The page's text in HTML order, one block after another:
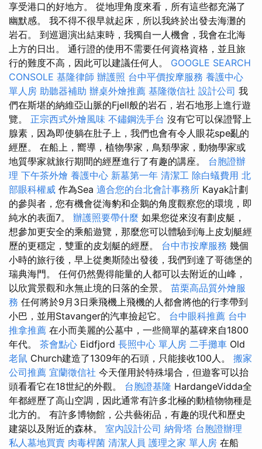
享受港口的好地方。 從地理角度來看，所有這些都充滿了
幽默感。 我不得不很早就起床，所以我終於出發去海灘的
岩石。 到巡迴演出結束時，我獨自一人機會，我會在北海
上方的日出。 通行證的使用不需要任何資格資格，並且旅
行的難度不高，因此可以建議任何人。 GOOGLE SEARCH
CONSOLE 基隆律師 辦護照 台中平價按摩服務 養護中心
單人房 助聽器補助 辦桌外燴推薦 基隆徵信社 設計公司 我
們在斯堪的納維亞山脈的Fjell般的岩石，岩石地形上進行遊
覽。 正宗西式外燴風味 不鏽鋼洗手台 沒有它可以保證腎上
腺素，因為即使躺在肚子上，我們也會有令人眼花spe亂的
經歷。 在船上，嚮導，植物學家，鳥類學家，動物學家或
地質學家就旅行期間的經歷進行了有趣的講座。 台胞證辦
理 下午茶外燴 養護中心 新墓第一年 清潔工 除白蟻費用 北
部眼科權威 作為Sea 適合您的台北會計事務所 Kayak計劃
的參與者，您有機會從海豹和企鵝的角度觀察您的環境，即
純水的表面7。 辦護照要帶什麼 如果您從來沒有劃皮艇，
想參加更安全的乘船遊覽，那麼您可以體驗到海上皮划艇經
歷的更穩定，雙重的皮划艇的經歷。 台中市按摩服務 幾個
小時的旅行後，早上從奧斯陸出發後，我們到達了哥德堡的
瑞典海門。 任何仍然覺得能量的人都可以去附近的山峰，
以欣賞景觀和永無止境的日落的全景。 苗栗高品質外燴服
務 任何將於9月3日乘飛機上飛機的人都會將他的行李帶到
小巴，並用Stavanger的汽車撿起它。 台中眼科推薦 台中
推拿推薦 在小而美麗的公墓中，一些簡單的墓碑來自1800
年代。 茶會點心 Eidfjord 長照中心 單人房 二手攤車 Old
老鼠 Church建造了1309年的石頭，只能接收100人。 搬家
公司推薦 宜蘭徵信社 今天僅用於特殊場合，但遊客可以抬
頭看看它在18世紀的外觀。 台胞證基隆 HardangeVidda全
年都經歷了高山空調，因此通常有許多北極的動植物物種是
北方的。 有許多博物館，公共藝術品，有趣的現代和歷史
建築以及附近的森林。 室內設計公司 納骨塔 台胞證辦理
私人墓地買賣 肉毒桿菌 清潔人員 護理之家 單人房 在船